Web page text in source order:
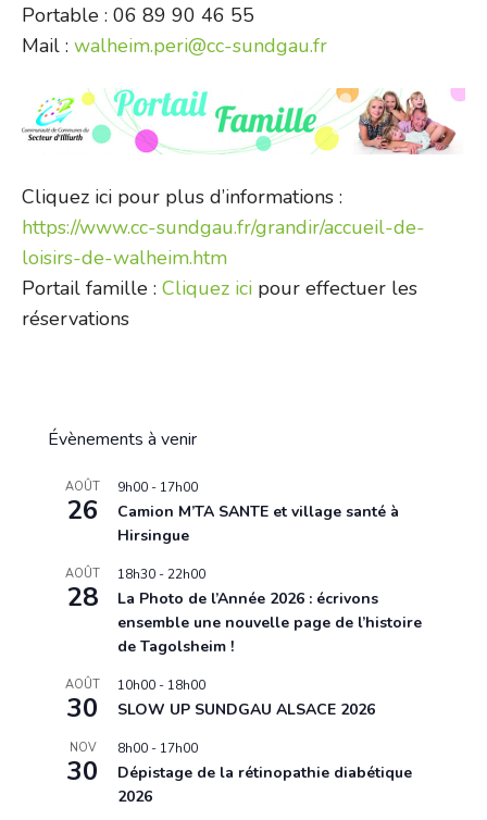
Portable : 06 89 90 46 55
Mail : walheim.peri@cc-sundgau.fr
Cliquez ici pour plus d’informations :
https://www.cc-sundgau.fr/grandir/accueil-de-
loisirs-de-walheim.htm
Portail famille : Cliquez ici pour effectuer les
réservations
Évènements à venir
AOÛT
26
9h00 - 17h00
Camion M’TA SANTE et village santé à
Hirsingue
AOÛT
28
18h30 -22h00
La Photo de l’Année 2026 : écrivons
ensemble une nouvelle page de l’histoire
de Tagolsheim !
AOÛT
30
10h00 - 18h00
SLOW UP SUNDGAU ALSACE 2026
NOV
30
8h00 - 17h00
Dépistage de la rétinopathie diabétique
2026